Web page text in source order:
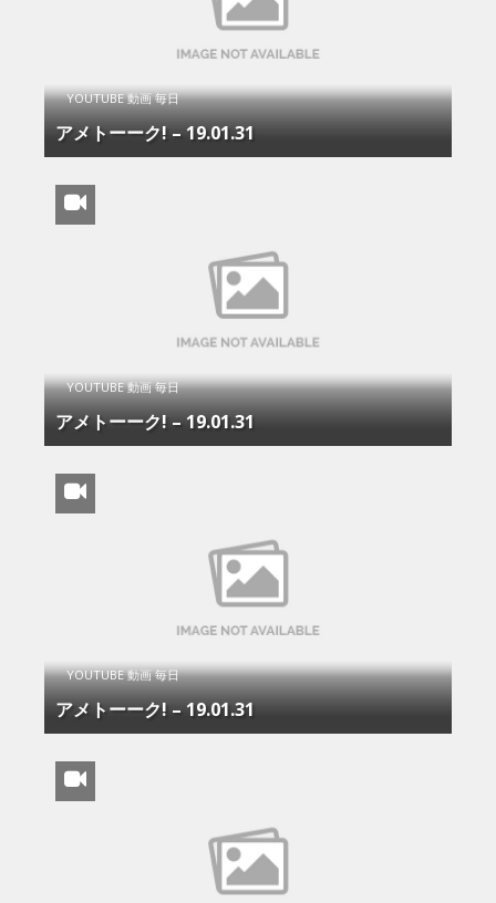
YOUTUBE 動画 毎日
アメトーーク! – 19.01.31
YOUTUBE 動画 毎日
アメトーーク! – 19.01.31
YOUTUBE 動画 毎日
アメトーーク! – 19.01.31